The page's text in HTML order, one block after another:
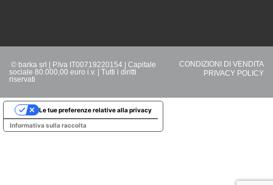
© barka srl | P.Iva IT00719220154 | Capitale
sociale 80.000,00 euro i.v. | Tutti i diritti
riservati
CONDIZIONI DI VENDITA
PRIVACY POLICY
Informativa sulla raccolta
Le tue preferenze relative alla privacy